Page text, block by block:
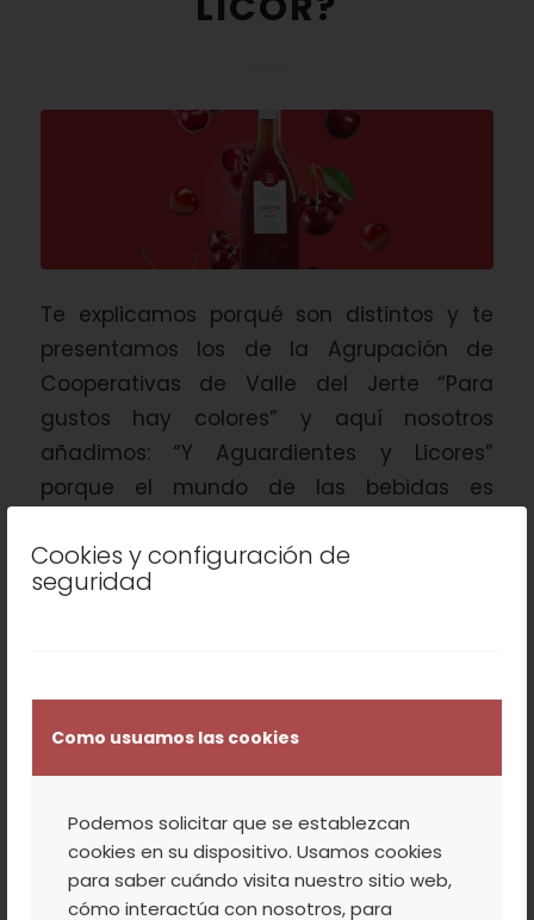
Cookies y configuración de
seguridad
Como usuamos las cookies
Podemos solicitar que se establezcan
cookies en su dispositivo. Usamos cookies
para saber cuándo visita nuestro sitio web,
cómo interactúa con nosotros, para
Te explicamos porqué son distintos y te
presentamos los de la Agrupación de
Cooperativas de Valle del Jerte “Para
gustos hay colores” y aquí nosotros
añadimos: “Y Aguardientes y Licores”
porque el mundo de las bebidas es
serie de aclaraciones básicas, que nos
ayuden a entender y […]
11 OCTUBRE, 2022
/ 0 COMENTARIOS
/ PORVALLE
DEL JERTE
NOTICIAS
RECIBIMOS EL PREMIO